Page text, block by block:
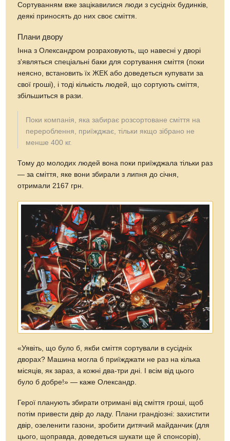
Сортуванням вже зацікавилися люди з сусідніх будинків,
деякі приносять до них своє сміття.
Плани двору
Інна з Олександром розраховують, що навесні у дворі
з'являться спеціальні баки для сортування сміття (поки
неясно, встановить їх ЖЕК або доведеться купувати за
свої гроші), і тоді кількість людей, що сортують сміття,
збільшиться в рази.
Поки компанія, яка забирає розсортоване сміття на
перероблення, приїжджає, тільки якщо зібрано не
менше 400 кг.
Тому до молодих людей вона поки приїжджала тільки раз
— за сміття, яке вони збирали з липня до січня,
отримали 2167 грн.
«Уявіть, що було б, якби сміття сортували в сусідніх
дворах? Машина могла б приїжджати не раз на кілька
місяців, як зараз, а кожні два-три дні. І всім від цього
було б добре!» — каже Олександр.
Герої планують збирати отримані від сміття гроші, щоб
потім привести двір до ладу. Плани грандіозні: захистити
двір, озеленити газони, зробити дитячий майданчик (для
цього, щоправда, доведеться шукати ще й спонсорів),